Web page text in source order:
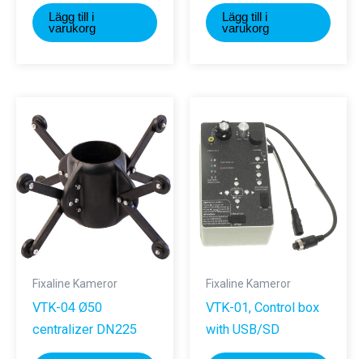
Lägg till i
varukorg
Lägg till i
varukorg
Fixaline Kameror
VTK-04 Ø50
centralizer DN225
Fixaline Kameror
VTK-01, Control box
with USB/SD